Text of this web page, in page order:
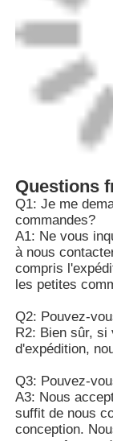
Questions
Q1: Je me
commandes?
A1: Ne vous
à nous
compris
les petites
Q2: Pouvez-
R2: Bien sûr, si
d'expédition,
Q3: Pouvez-
A3: Nous
suffit de nous
conception.